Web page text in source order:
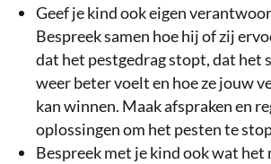
Geef je kind ook eigen
Bespreek samen hoe hij of zij
dat het pestgedrag stopt, dat het
weer beter voelt en hoe ze jouw
kan winnen. Maak afspraken en
oplossingen om het pesten te
Bespreek met je kind ook wat het